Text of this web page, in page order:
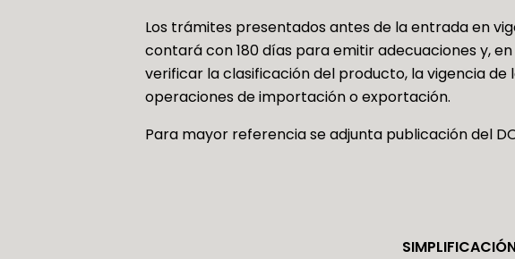
Los trámites presentados antes de la entrada en
contará con 180 días para emitir adecuaciones y,
verificar la clasificación del producto, la vigencia
operaciones de importación o exportación.
Para mayor referencia se adjunta publicación del